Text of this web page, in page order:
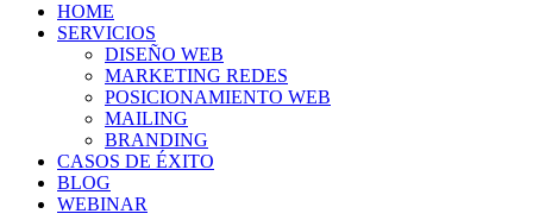
HOME
SERVICIOS
DISEÑO WEB
MARKETING REDES
POSICIONAMIENTO WEB
MAILING
BRANDING
CASOS DE ÉXITO
BLOG
WEBINAR